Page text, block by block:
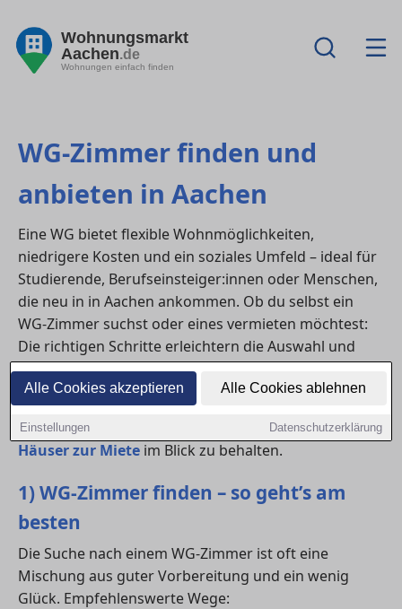
Alle Cookies akzeptieren Alle Cookies ablehnen
Einstellungen Datenschutzerklärung
Wohnungsmarkt
Aachen.de
Wohnungen einfach finden
WG-Zimmer finden und
anbieten in Aachen
Eine WG bietet flexible Wohnmöglichkeiten,
niedrigere Kosten und ein soziales Umfeld – ideal für
Studierende, Berufseinsteiger:innen oder Menschen,
die neu in in Aachen ankommen. Ob du selbst ein
WG-Zimmer suchst oder eines vermieten möchtest:
Die richtigen Schritte erleichtern die Auswahl und
sorgen für ein harmonisches Zusammenleben.
Gerade in gefragten Regionen kann es sinnvoll sein,
parallel auch Angebote für
kleine Wohnungenoder
Häuser zur Miete im Blick zu behalten.
1) WG-Zimmer finden – so geht’s am
besten
Die Suche nach einem WG-Zimmer ist oft eine
Mischung aus guter Vorbereitung und ein wenig
Glück. Empfehlenswerte Wege: